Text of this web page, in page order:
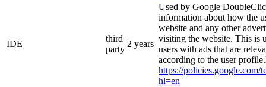
IDE
third
party
2 years
Used by Google
information about how the
website and any other
visiting the website. This is
users with ads that are
according to the user
https://policies.google.com/
hl=en